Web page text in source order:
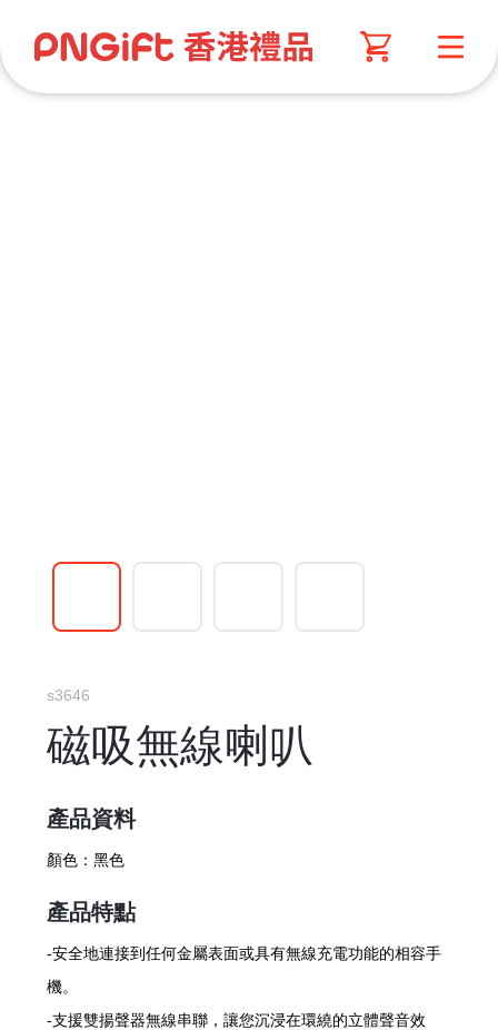
s3646
磁吸無線喇叭
產品資料
顏色： 黑色
產品特點
-安全地連接到任何金屬表面或具有無線充電功能的相容手
機。
-支援雙揚聲器無線串聯，讓您沉浸在環繞的立體聲音效